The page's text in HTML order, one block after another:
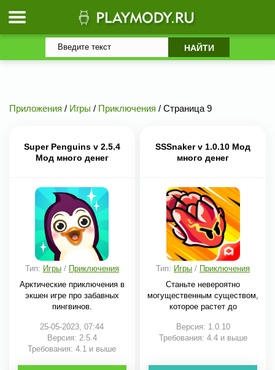
Приложения / Игры / Приключения / Страница 9
Super Penguins v 2.5.4
Мод много денег
Тип: Игры/ Приключения
Арктические приключения в
экшен игре про забавных
пингвинов.
25-05-2023, 07:44
Версия: 2.5.4
Требования: 4.1 и выше
SSSnaker v 1.0.10 Мод
много денег
Тип: Игры / Приключения
Станьте невероятно
могущественным существом,
которое растет до
Версия: 1.0.10
Требования: 4.4 и выше